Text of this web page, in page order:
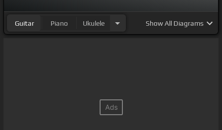
tú.
Guitar Piano Ukulele ShowAll Diagrams